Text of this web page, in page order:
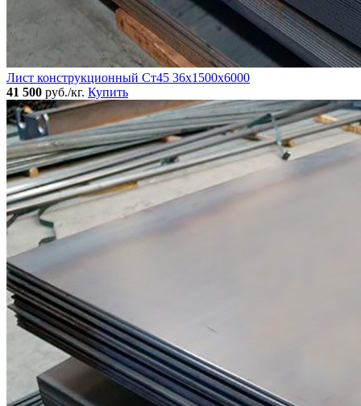
Лист конструкционный Ст45 36х1500х6000
41 500 руб./кг. Купить